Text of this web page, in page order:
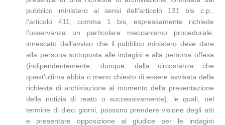
pubblico ministero ai sensi dell’articolo 131 bis c.p.,
l’articolo 411, comma 1 bis, espressamente richiede
l’osservanza un particolare meccanismo procedurale,
innescato dall’avviso che il pubblico ministero deve dare
alla persona sottoposta alle indagini e alla persona offesa
(indipendentemente, dunque, dalla circostanza che
quest’ultima abbia o meno chiesto di essere avvisata della
richiesta di archiviazione al momento della presentazione
della notizia di reato o successivamente), le quali, nel
termine di dieci giorni, possono prendere visione degli atti
e presentare opposizione al giudice per le indagini